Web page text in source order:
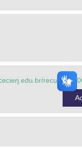
recurso/